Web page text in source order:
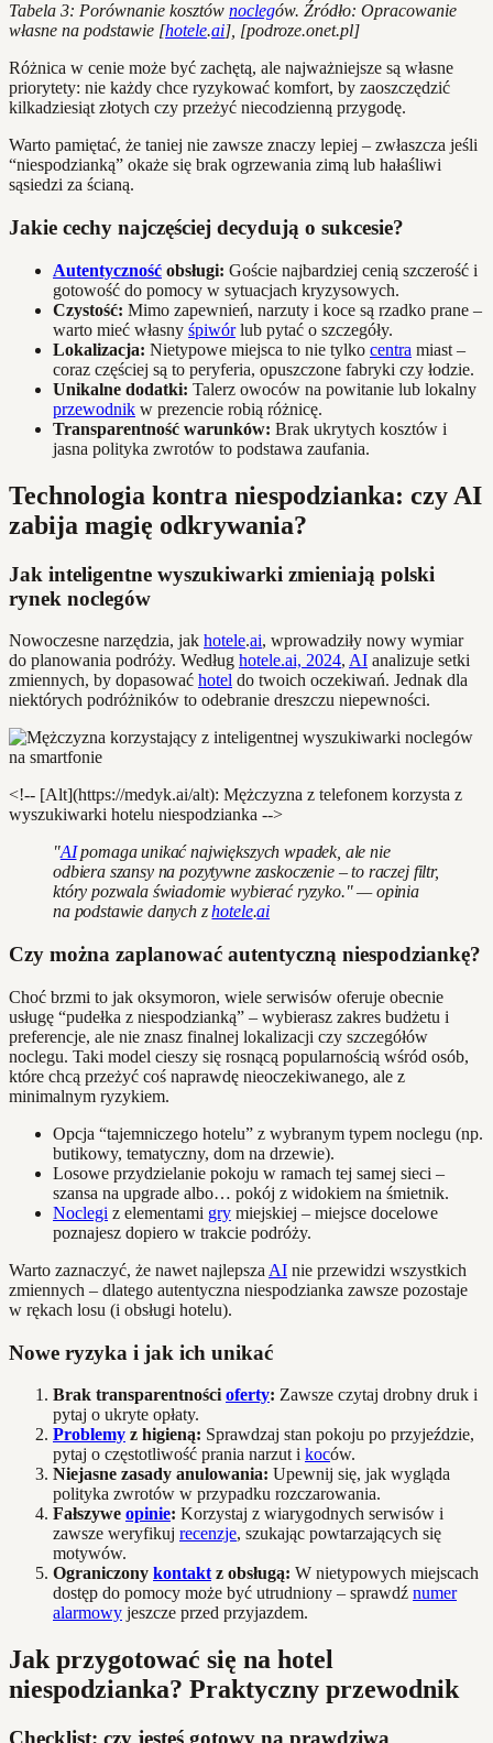
Tabela 3: Porównanie kosztów noclegów. Źródło: Opracowanie
własne na podstawie [hotele.ai], [podroze.onet.pl]
Różnica w cenie może być zachętą, ale najważniejsze są własne
priorytety: nie każdy chce ryzykować komfort, by zaoszczędzić
kilkadziesiąt złotych czy przeżyć niecodzienną przygodę.
Warto pamiętać, że taniej nie zawsze znaczy lepiej – zwłaszcza jeśli
“niespodzianką” okaże się brak ogrzewania zimą lub hałaśliwi
sąsiedzi za ścianą.
Jakie cechy najczęściej decydują o sukcesie?
Autentyczność obsługi: Goście najbardziej cenią szczerość i
gotowość do pomocy w sytuacjach kryzysowych.
Czystość: Mimo zapewnień, narzuty i koce są rzadko prane –
warto mieć własny śpiwórlub pytać o szczegóły.
Lokalizacja: Nietypowe miejsca to nie tylko centra miast –
coraz częściej są to peryferia, opuszczone fabryki czy łodzie.
Unikalne dodatki: Talerz owoców na powitanie lub lokalny
przewodnik w prezencie robią różnicę.
Transparentność warunków: Brak ukrytych kosztów i
jasna polityka zwrotów to podstawa zaufania.
Technologia kontra niespodzianka: czy AI
zabija magię odkrywania?
Jak inteligentne wyszukiwarki zmieniają polski
rynek noclegów
Nowoczesne narzędzia, jak hotele.ai, wprowadziły nowy wymiar
do planowania podróży. Według hotele.ai, 2024, AI analizuje setki
zmiennych, by dopasować hotel do twoich oczekiwań. Jednak dla
niektórych podróżników to odebranie dreszczu niepewności.
<!-- [Alt](https://medyk.ai/alt): Mężczyzna z telefonem korzysta z
wyszukiwarki hotelu niespodzianka -->
"AIpomaga unikać największych wpadek, ale nie
odbiera szansy na pozytywne zaskoczenie – to raczej filtr,
który pozwala świadomie wybierać ryzyko." — opinia
na podstawie danych zhotele.ai
Czy można zaplanować autentyczną niespodziankę?
Choć brzmi to jak oksymoron, wiele serwisów oferuje obecnie
usługę “pudełka z niespodzianką” – wybierasz zakres budżetu i
preferencje, ale nie znasz finalnej lokalizacji czy szczegółów
noclegu. Taki model cieszy się rosnącą popularnością wśród osób,
które chcą przeżyć coś naprawdę nieoczekiwanego, ale z
minimalnym ryzykiem.
Opcja “tajemniczego hotelu” z wybranym typem noclegu (np.
butikowy, tematyczny, dom na drzewie).
Losowe przydzielanie pokoju w ramach tej samej sieci –
szansa na upgrade albo… pokój z widokiem na śmietnik.
Noclegi z elementami gry miejskiej – miejsce docelowe
poznajesz dopiero w trakcie podróży.
Warto zaznaczyć, że nawet najlepsza AI nie przewidzi wszystkich
zmiennych – dlatego autentyczna niespodzianka zawsze pozostaje
w rękach losu (i obsługi hotelu).
Nowe ryzyka i jak ich unikać
Brak transparentności oferty: Zawsze czytaj drobny druk i
pytaj o ukryte opłaty.
Problemy z higieną: Sprawdzaj stan pokoju po przyjeździe,
pytaj o częstotliwość prania narzut i koców.
Niejasne zasady anulowania: Upewnij się, jak wygląda
polityka zwrotów w przypadku rozczarowania.
Fałszywe opinie: Korzystaj z wiarygodnych serwisów i
zawsze weryfikuj recenzje, szukając powtarzających się
motywów.
Ograniczony kontakt z obsługą: W nietypowych miejscach
dostęp do pomocy może być utrudniony – sprawdź numer
alarmowy jeszcze przed przyjazdem.
Jak przygotować się na hotel
niespodzianka? Praktyczny przewodnik
Checklist: czy jesteś gotowy na prawdziwą